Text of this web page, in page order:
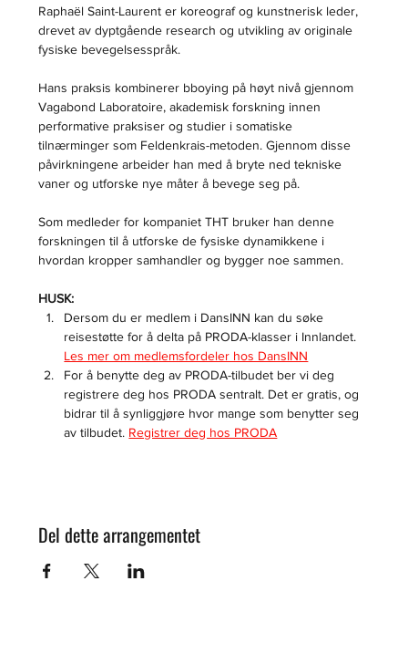
Raphaël Saint-Laurent er koreograf og kunstnerisk leder,
drevet av dyptgående research og utvikling av originale
fysiske bevegelsesspråk.
Hans praksis kombinerer bboying på høyt nivå gjennom
Vagabond Laboratoire, akademisk forskning innen
performative praksiser og studier i somatiske
tilnærminger som Feldenkrais-metoden. Gjennom disse
påvirkningene arbeider han med å bryte ned tekniske
vaner og utforske nye måter å bevege seg på.
Som medleder for kompaniet THT bruker han denne
forskningen til å utforske de fysiske dynamikkene i
hvordan kropper samhandler og bygger noe sammen.
HUSK:
Dersom du er medlem i DansINN kan du søke
reisestøtte for å delta på PRODA-klasser i Innlandet.
Les mer om medlemsfordeler hos DansINN
For å benytte deg av PRODA-tilbudet ber vi deg
registrere deg hos PRODA sentralt. Det er gratis, og
bidrar til å synliggjøre hvor mange som benytter seg
av tilbudet. Registrer deg hos PRODA
Del dette arrangementet